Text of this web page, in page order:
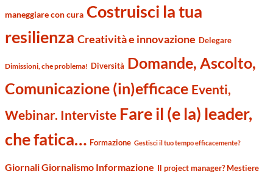
maneggiare con cura Costruisci la tua
resilienza Creatività e innovazione Delegare
Dimissioni, che problema! Diversità Domande, Ascolto,
Comunicazione (in)efficace Eventi,
Webinar. Interviste Fare il (e la) leader,
che fatica… Formazione Gestisci il tuo tempo efficacemente?
Giornali Giornalismo Informazione Il project manager? Mestiere